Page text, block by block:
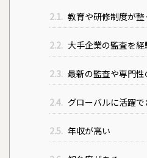
2.1. 教育や研修制度が整
2.2. 大手企業の監査を経
2.3. 最新の監査や専門
2.4. グローバルに活躍で
2.5. 年収が高い